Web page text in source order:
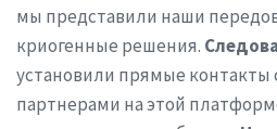
мы представили наши
криогенные решения.
установили прямые
партнерами на этой